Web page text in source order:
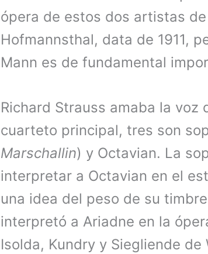
ópera de estos dos artistas
Hofmannsthal, data de 1911,
Mann es de fundamental
Richard Strauss amaba la voz
cuarteto principal, tres son
Marschallin) y Octavian. La
interpretar a Octavian en el
una idea del peso de su
interpretó a Ariadne en la
Isolda, Kundry y Siegliende